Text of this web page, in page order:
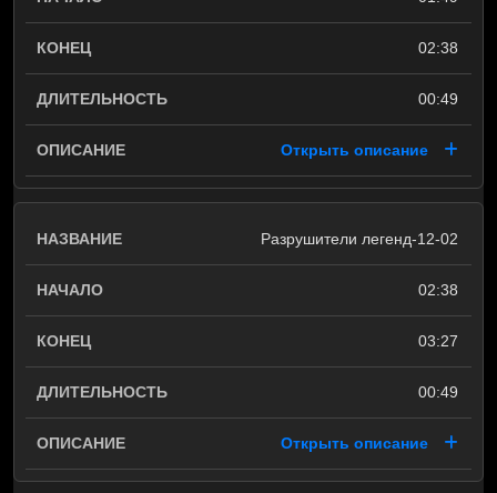
02:38
00:49
Открыть описание
Разрушители легенд-12-02
02:38
03:27
00:49
Открыть описание